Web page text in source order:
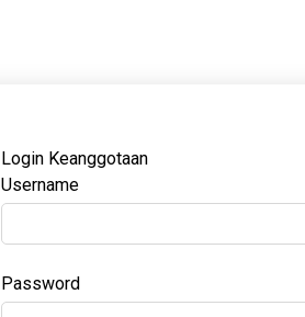
Login Keanggotaan
Username
Password